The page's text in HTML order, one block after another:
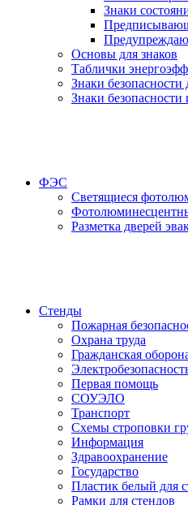
Знаки
Основы для знаков
Таблички
Знаки
Знаки
ФЭС
Светящиеся
Разметка дверей
Стенды
Пожарная
Охрана труда
Гражданская
Первая помощь
СОУЭЛО
Транспорт
Схемы строповки
Информация
Здравоохранение
Государство
Пластик белый для
Рамки для стендов